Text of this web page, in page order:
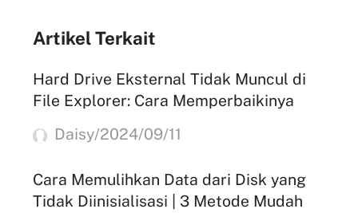
Artikel Terkait
Hard Drive Eksternal Tidak Muncul di
File Explorer: Cara Memperbaikinya
Daisy/2024/09/11
Cara Memulihkan Data dari Disk yang
Tidak Diinisialisasi | 3 Metode Mudah